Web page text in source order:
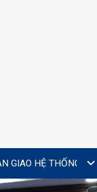
và Tây Đô Long An tại